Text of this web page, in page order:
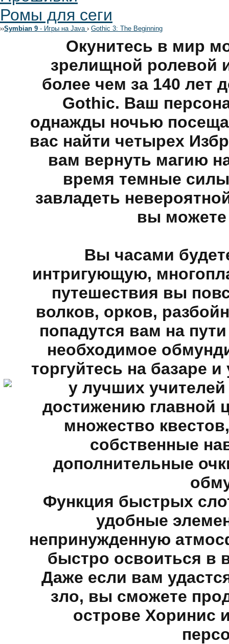
Ромы для сеги
››Symbian 9 - Игры на Java › Gothic 3: The Beginning
Окунитесь в мир
зрелищной ролевой
более чем за 140 лет
Gothic. Ваш
однажды ночью
вас найти четырех
вам вернуть магию
время темные
завладеть
вы можете
Вы часами
интригующую,
путешествия вы
волков, орков,
попадутся вам на
необходимое
торгуйтесь на базаре
у лучших
достижению главной
множество
собственные
дополнительные
Функция быстрых
удобные
непринужденную
быстро освоиться в
Даже если вам
зло, вы сможете
острове Хоринис